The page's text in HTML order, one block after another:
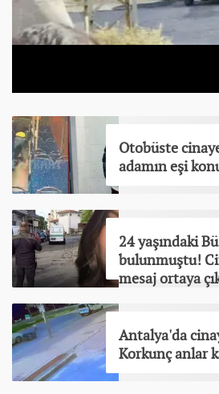
Otobüste
adamın eşi
24 yaşındaki
bulunmuştu!
mesaj ortaya
Antalya'da
Korkunç anlar